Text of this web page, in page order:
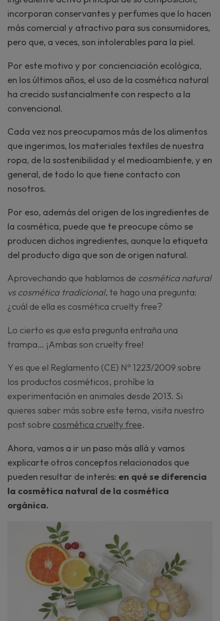
incorporan conservantes y perfumes que lo hacen
más comercial y atractivo para sus consumidores,
pero que, a veces, son intolerables para la piel.
Por este motivo y por concienciación ecológica,
en los últimos años, el uso de la cosmética natural
ha crecido sustancialmente con respecto a la
convencional.
Cada vez nos preocupamos más de los alimentos
que ingerimos, los materiales textiles de nuestra
ropa, de la sostenibilidad y el medioambiente, y en
general, de todo lo que tiene contacto con
nosotros.
Por eso, además del origen de los ingredientes de
la cosmética, puede que te preocupe cómo se
producen dichos ingredientes, aunque la etiqueta
del producto diga que son de origen natural.
Aprovechando que hablamos de cosmética natural
vs cosmética tradicional, te hago una pregunta:
¿cuál de ella es cosmética cruelty free?
Lo cierto es que esta pregunta entraña una
trampa… ¡Ambas son cruelty free!
Y es que el Reglamento (CE) Nº 1223/2009 sobre
los productos cosméticos, prohíbe la
experimentación en animales desde 2013. Si
quieres saber más sobre este tema, visita nuestro
post sobre cosmética cruelty free.
Ahora, vamos a ir un paso más allá y vamos
explicarte otros conceptos relacionados que
pueden resultar de interés: en qué se diferencia
la cosmética natural de la cosmética
orgánica.